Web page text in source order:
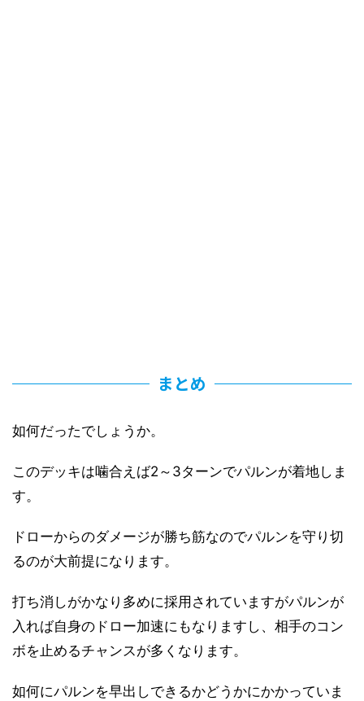
まとめ
如何だったでしょうか。
このデッキは噛合えば2～3ターンでパルンが着地しま
す。
ドローからのダメージが勝ち筋なのでパルンを守り切
るのが大前提になります。
打ち消しがかなり多めに採用されていますがパルンが
入れば自身のドロー加速にもなりますし、相手のコン
ボを止めるチャンスが多くなります。
如何にパルンを早出しできるかどうかにかかっていま